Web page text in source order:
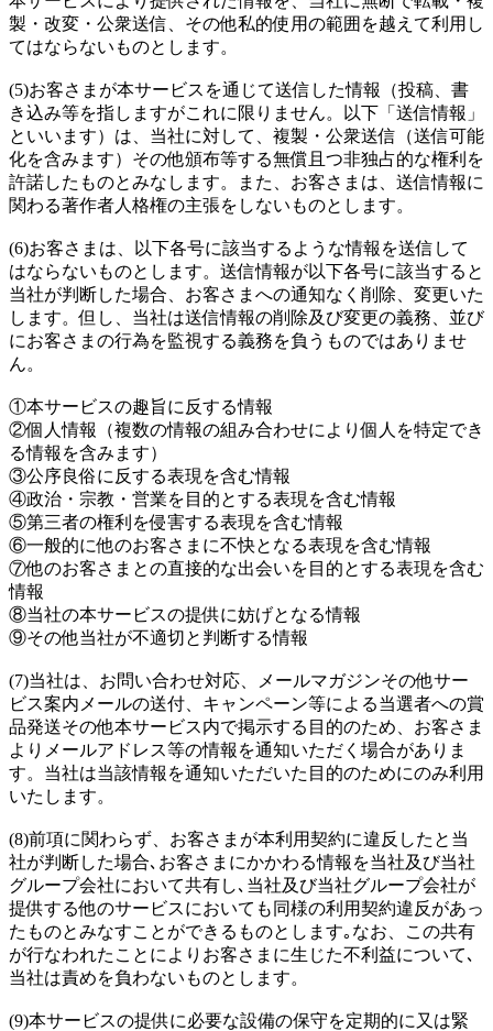
製・改変・公衆送信、その他私的使用の範囲を越えて利用し
てはならないものとします。
(5)お客さまが本サービスを通じて送信した情報（投稿、書
き込み等を指しますがこれに限りません。以下「送信情報」
といいます）は、当社に対して、複製・公衆送信（送信可能
化を含みます）その他頒布等する無償且つ非独占的な権利を
許諾したものとみなします。また、お客さまは、送信情報に
関わる著作者人格権の主張をしないものとします。
(6)お客さまは、以下各号に該当するような情報を送信して
はならないものとします。送信情報が以下各号に該当すると
当社が判断した場合、お客さまへの通知なく削除、変更いた
します。但し、当社は送信情報の削除及び変更の義務、並び
にお客さまの行為を監視する義務を負うものではありませ
ん。
①本サービスの趣旨に反する情報
②個人情報（複数の情報の組み合わせにより個人を特定でき
る情報を含みます）
③公序良俗に反する表現を含む情報
④政治・宗教・営業を目的とする表現を含む情報
⑤第三者の権利を侵害する表現を含む情報
⑥一般的に他のお客さまに不快となる表現を含む情報
⑦他のお客さまとの直接的な出会いを目的とする表現を含む
情報
⑧当社の本サービスの提供に妨げとなる情報
⑨その他当社が不適切と判断する情報
(7)当社は、お問い合わせ対応、メールマガジンその他サー
ビス案内メールの送付、キャンペーン等による当選者への賞
品発送その他本サービス内で掲示する目的のため、お客さま
よりメールアドレス等の情報を通知いただく場合がありま
す。当社は当該情報を通知いただいた目的のためにのみ利用
いたします。
(8)前項に関わらず、お客さまが本利用契約に違反したと当
社が判断した場合､お客さまにかかわる情報を当社及び当社
グループ会社において共有し､当社及び当社グループ会社が
提供する他のサービスにおいても同様の利用契約違反があっ
たものとみなすことができるものとします｡なお、この共有
が行なわれたことによりお客さまに生じた不利益について､
当社は責めを負わないものとします。
(9)本サービスの提供に必要な設備の保守を定期的に又は緊